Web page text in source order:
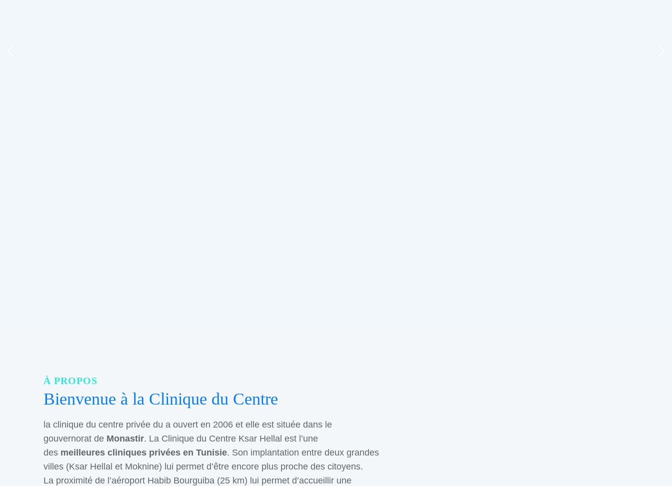
À PROPOS
Bienvenue à la Clinique du Centre
la clinique du centre privée du a ouvert en 2006 et elle est située dans le
gouvernorat de Monastir. La Clinique du Centre Ksar Hellal est l’une
des meilleures cliniques privées en Tunisie. Son implantation entre deux grandes
villes (Ksar Hellal et Moknine) lui permet d’être encore plus proche des citoyens.
La proximité de l’aéroport Habib Bourguiba (25 km) lui permet d’accueillir une